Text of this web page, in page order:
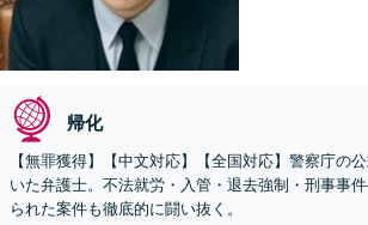
帰化
【無罪獲得】【中文対応】【全国対応】警察庁の
いた弁護士。不法就労・入管・退去強制・刑事事
られた案件も徹底的に闘い抜く。